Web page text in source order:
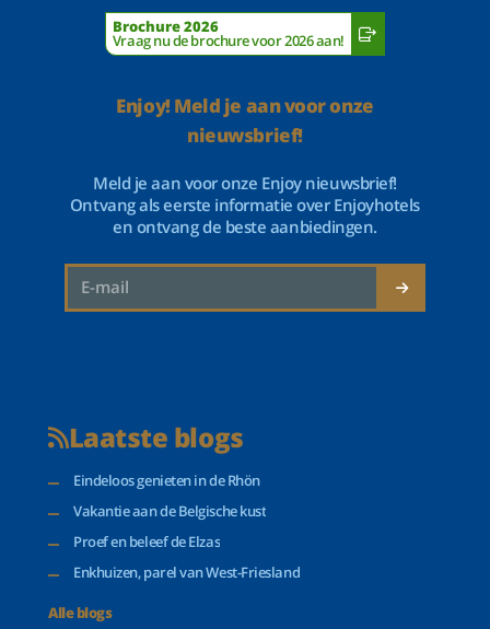
Brochure 2026
Vraag nu de brochure voor 2026 aan!
Enjoy! Meld je aan voor onze
nieuwsbrief!
Meld je aan voor onze Enjoy nieuwsbrief!
Ontvang als eerste informatie over Enjoyhotels
en ontvang de beste aanbiedingen.
Laatste blogs
Eindeloos genieten in de Rhön
Vakantie aan de Belgische kust
Proef en beleef de Elzas
Enkhuizen, parel van West-Friesland
Alle blogs